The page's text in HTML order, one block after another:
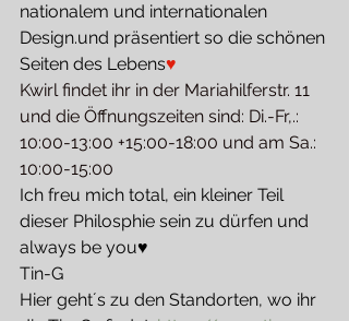
nationalem und internationalen
Design.und präsentiert so die schönen
Seiten des Lebens♥
Kwirl findet ihr in der Mariahilferstr. 11
und die Öffnungszeiten sind: Di.-Fr,.:
10:00-13:00 +15:00-18:00 und am Sa.:
10:00-15:00
Ich freu mich total, ein kleiner Teil
dieser Philosphie sein zu dürfen und
always be you♥
Tin-G
Hier geht´s zu den Standorten, wo ihr